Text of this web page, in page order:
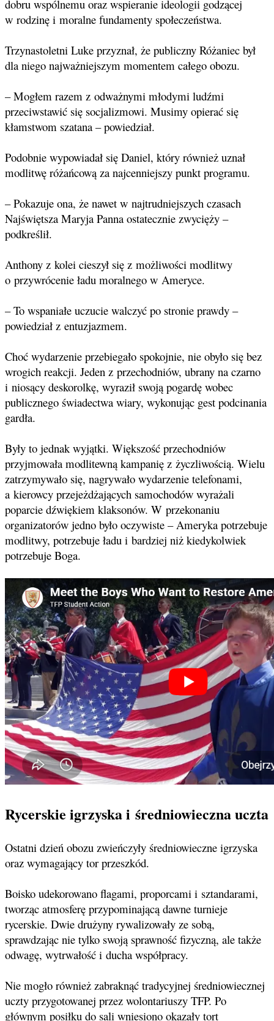
dobru wspólnemu oraz wspieranie ideologii godzącej
w rodzinę i moralne fundamenty społeczeństwa.
Trzynastoletni Luke przyznał, że publiczny Różaniec był
dla niego najważniejszym momentem całego obozu.
– Mogłem razem z odważnymi młodymi ludźmi
przeciwstawić się socjalizmowi. Musimy opierać się
kłamstwom szatana – powiedział.
Podobnie wypowiadał się Daniel, który również uznał
modlitwę różańcową za najcenniejszy punkt programu.
– Pokazuje ona, że nawet w najtrudniejszych czasach
Najświętsza Maryja Panna ostatecznie zwycięży –
podkreślił.
Anthony z kolei cieszył się z możliwości modlitwy
o przywrócenie ładu moralnego w Ameryce.
– To wspaniałe uczucie walczyć po stronie prawdy –
powiedział z entuzjazmem.
Choć wydarzenie przebiegało spokojnie, nie obyło się bez
wrogich reakcji. Jeden z przechodniów, ubrany na czarno
i niosący deskorolkę, wyraził swoją pogardę wobec
publicznego świadectwa wiary, wykonując gest podcinania
gardła.
Były to jednak wyjątki. Większość przechodniów
przyjmowała modlitewną kampanię z życzliwością. Wielu
zatrzymywało się, nagrywało wydarzenie telefonami,
a kierowcy przejeżdżających samochodów wyrażali
poparcie dźwiękiem klaksonów. W przekonaniu
organizatorów jedno było oczywiste – Ameryka potrzebuje
modlitwy, potrzebuje ładu i bardziej niż kiedykolwiek
potrzebuje Boga.
Rycerskie igrzyska i średniowieczna uczta
Ostatni dzień obozu zwieńczyły średniowieczne igrzyska
oraz wymagający tor przeszkód.
Boisko udekorowano flagami, proporcami i sztandarami,
tworząc atmosferę przypominającą dawne turnieje
rycerskie. Dwie drużyny rywalizowały ze sobą,
sprawdzając nie tylko swoją sprawność fizyczną, ale także
odwagę, wytrwałość i ducha współpracy.
Nie mogło również zabraknąć tradycyjnej średniowiecznej
uczty przygotowanej przez wolontariuszy TFP. Po
głównym posiłku do sali wniesiono okazały tort